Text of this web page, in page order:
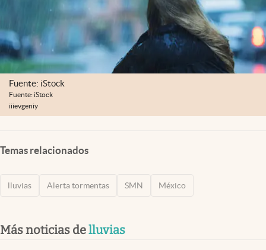
Fuente: iStock
Fuente: iStock
iiievgeniy
Temas relacionados
lluvias Alerta tormentas SMN México
Más noticias delluvias